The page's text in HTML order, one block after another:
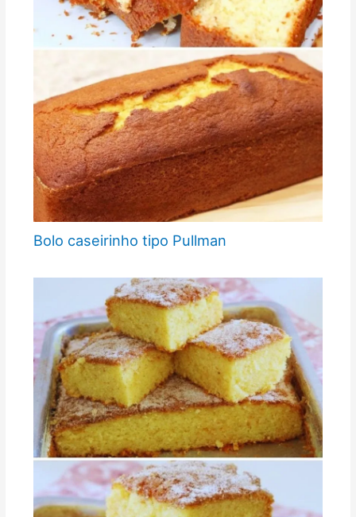
Bolo caseirinho tipo Pullman